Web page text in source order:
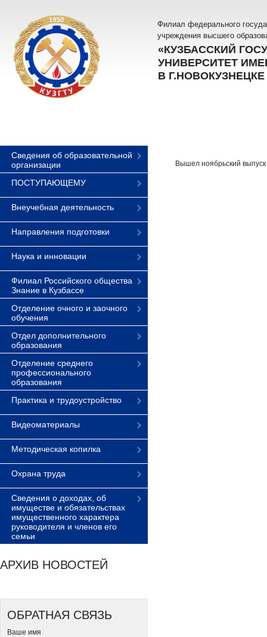
Филиал федерального
учреждения высшего
«КУЗБАССКИЙ
УНИВЕРСИТЕТ
В Г.НОВОКУЗНЕЦКЕ
Сведения об образовательной
организации
ПОСТУПАЮЩЕМУ
Внеучебная деятельность
Направления подготовки
Наука и инновации
Филиал Российского общества
Знание в Кузбассе
Отделение очного и заочного
обучения
Отдел дополнительного
образования
Отделение среднего
профессионального
образования
Практика и трудоустройство
Видеоматериалы
Методическая копилка
Охрана труда
Сведения о доходах, об
имуществе и обязательствах
имущественного характера
руководителя и членов его
семьи
АРХИВ НОВОСТЕЙ
ОБРАТНАЯ СВЯЗЬ
Ваше имя
Вышел ноябрьский